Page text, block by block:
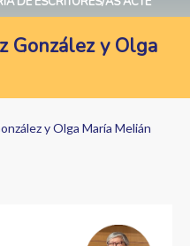
González y Olga
y Olga María Melián